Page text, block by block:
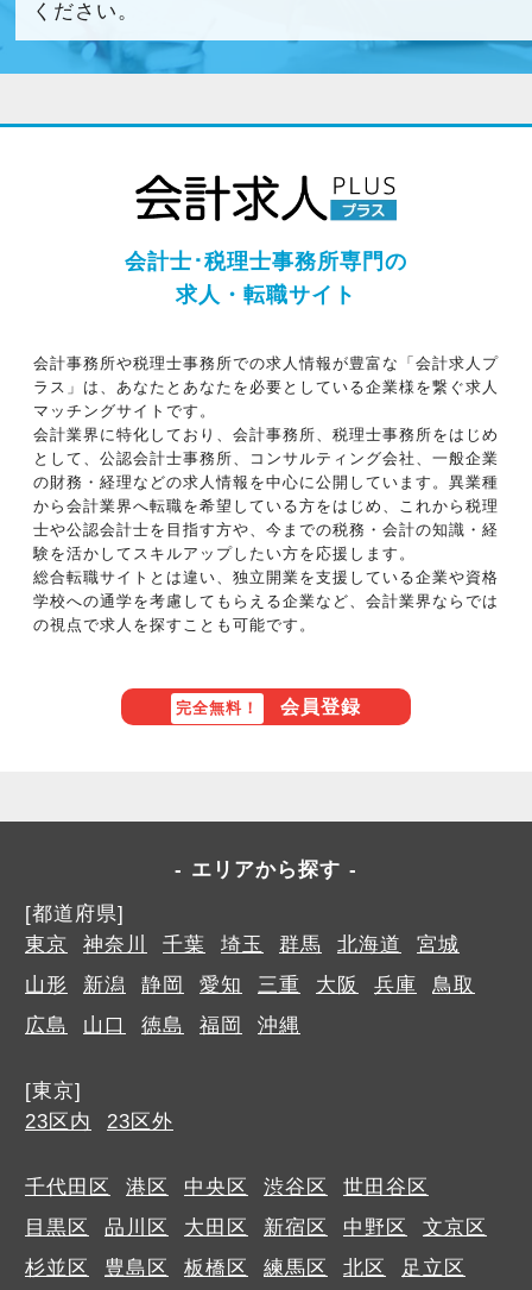
ください。
会計士･税理士事務所専門の
求人・転職サイト
会計事務所や税理士事務所での求人情報が豊富な「会計求人プ
ラス」は、あなたとあなたを必要としている企業様を繋ぐ求人
マッチングサイトです。
会計業界に特化しており、会計事務所、税理士事務所をはじめ
として、公認会計士事務所、コンサルティング会社、一般企業
の財務・経理などの求人情報を中心に公開しています。異業種
から会計業界へ転職を希望している方をはじめ、これから税理
士や公認会計士を目指す方や、今までの税務・会計の知識・経
験を活かしてスキルアップしたい方を応援します。
総合転職サイトとは違い、独立開業を支援している企業や資格
学校への通学を考慮してもらえる企業など、会計業界ならでは
の視点で求人を探すことも可能です。
完全無料！ 会員登録
エリアから探す
[都道府県]
東京
神奈川 千葉 埼玉 群馬 北海道
宮城
山形
新潟 静岡 愛知 三重 大阪 兵庫
鳥取
広島
山口 徳島 福岡 沖縄
[東京]
23区内
23区外
千代田区 港区 中央区 渋谷区
世田谷区
目黒区
品川区 大田区 新宿区 中野区
文京区
杉並区
豊島区 板橋区 練馬区 北区
足立区